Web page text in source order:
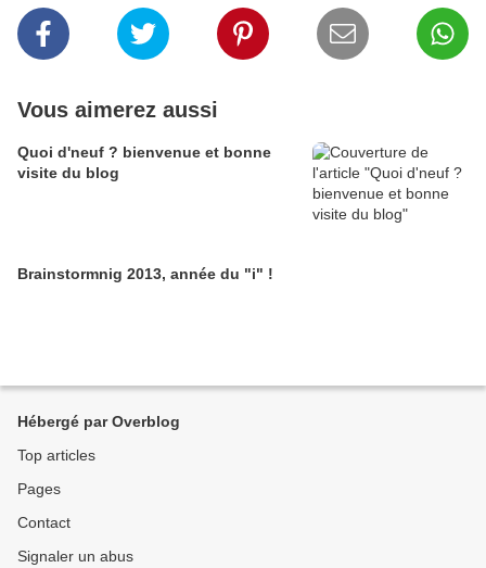
Vous aimerez aussi
Quoi d'neuf ? bienvenue et bonne
visite du blog
Brainstormnig 2013, année du "i" !
Hébergé par Overblog
Top articles
Pages
Contact
Signaler un abus